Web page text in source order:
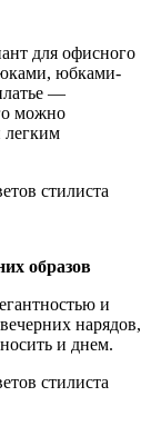
для офисного
юбками-
—
можно
легким
образов
и
нарядов,
и днем.